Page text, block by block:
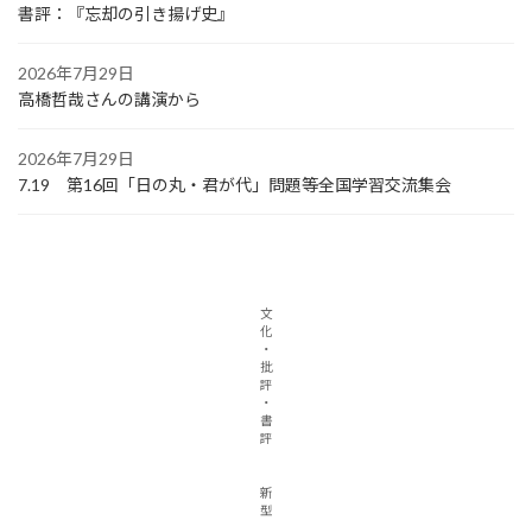
書評：『忘却の引き揚げ史』
2026年7月29日
高橋哲哉さんの講演から
2026年7月29日
7.19 第16回「日の丸・君が代」問題等全国学習交流集会
文
化
・
批
評
・
書
評
新
型